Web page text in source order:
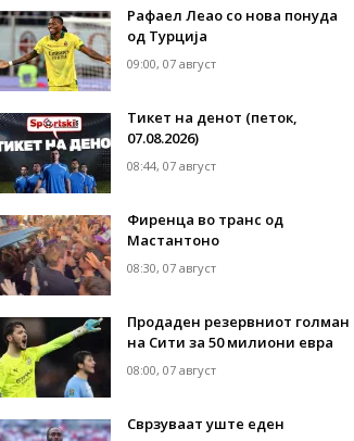
Рафаел Леао со нова понуда
од Турција
09:00, 07 август
Тикет на денот (петок,
07.08.2026)
08:44, 07 август
Фиренца во транс од
Мастантоно
08:30, 07 август
Продаден резервниот голман
на Сити за 50 милиони евра
08:00, 07 август
Сврзуваат уште еден